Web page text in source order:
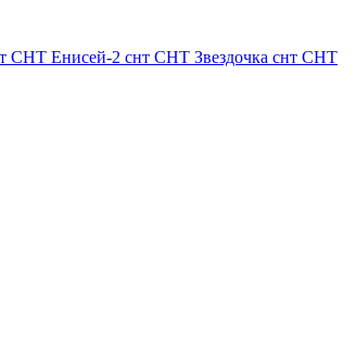
СНТ Енисей-2 снт СНТ Звездочка снт СНТ